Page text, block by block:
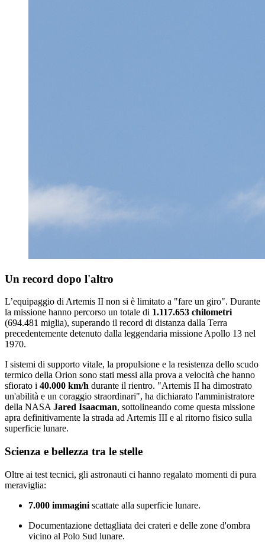
Un record dopo l'altro
L’equipaggio di Artemis II non si è limitato a "fare un giro". Durante
la missione hanno percorso un totale di 1.117.653 chilometri
(694.481 miglia), superando il record di distanza dalla Terra
precedentemente detenuto dalla leggendaria missione Apollo 13 nel
1970.
I sistemi di supporto vitale, la propulsione e la resistenza dello scudo
termico della Orion sono stati messi alla prova a velocità che hanno
sfiorato i 40.000 km/h durante il rientro. "Artemis II ha dimostrato
un'abilità e un coraggio straordinari", ha dichiarato l'amministratore
della NASA Jared Isaacman, sottolineando come questa missione
apra definitivamente la strada ad Artemis III e al ritorno fisico sulla
superficie lunare.
Scienza e bellezza tra le stelle
Oltre ai test tecnici, gli astronauti ci hanno regalato momenti di pura
meraviglia:
7.000 immagini scattate alla superficie lunare.
Documentazione dettagliata dei crateri e delle zone d'ombra
vicino al Polo Sud lunare.